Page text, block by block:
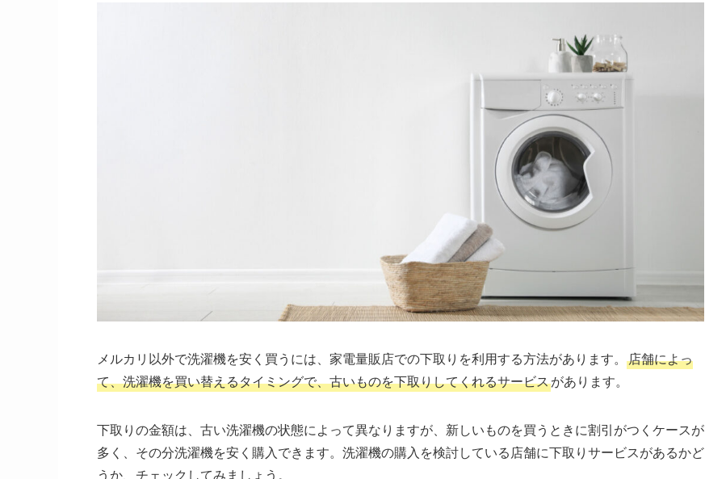
メルカリ以外で洗濯機を安く買うには、家電量販店での下取りを利用する方法があります。 店舗によっ
て、洗濯機を買い替えるタイミングで、古いものを下取りしてくれるサービスがあります。
下取りの金額は、古い洗濯機の状態によって異なりますが、新しいものを買うときに割引がつくケースが
多く、その分洗濯機を安く購入できます。洗濯機の購入を検討している店舗に下取りサービスがあるかど
うか、チェックしてみましょう。